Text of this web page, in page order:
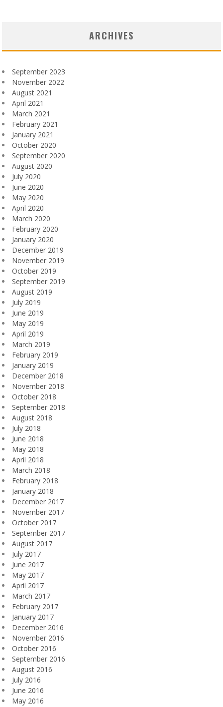
ARCHIVES
September 2023
November 2022
August 2021
April 2021
March 2021
February 2021
January 2021
October 2020
September 2020
August 2020
July 2020
June 2020
May 2020
April 2020
March 2020
February 2020
January 2020
December 2019
November 2019
October 2019
September 2019
August 2019
July 2019
June 2019
May 2019
April 2019
March 2019
February 2019
January 2019
December 2018
November 2018
October 2018
September 2018
August 2018
July 2018
June 2018
May 2018
April 2018
March 2018
February 2018
January 2018
December 2017
November 2017
October 2017
September 2017
August 2017
July 2017
June 2017
May 2017
April 2017
March 2017
February 2017
January 2017
December 2016
November 2016
October 2016
September 2016
August 2016
July 2016
June 2016
May 2016